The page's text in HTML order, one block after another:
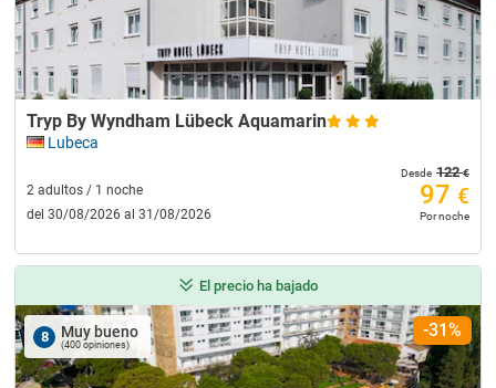
Tryp By Wyndham Lübeck Aquamarin
Lubeca
2 adultos / 1 noche
del 30/08/2026 al 31/08/2026
Desde 122€
97 €
Por noche
El precio ha bajado
8 Muy bueno
(400 opiniones)
-31%